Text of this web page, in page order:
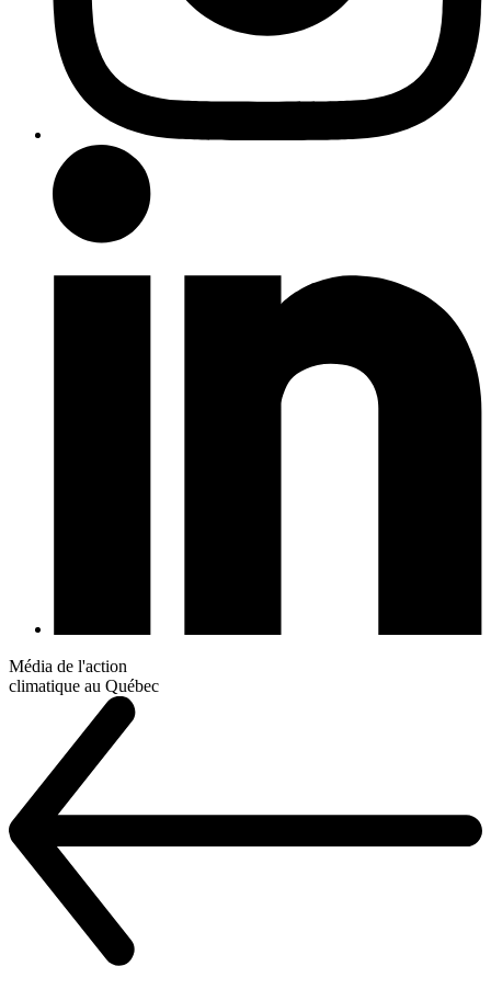
Média de l'action
climatique au Québec